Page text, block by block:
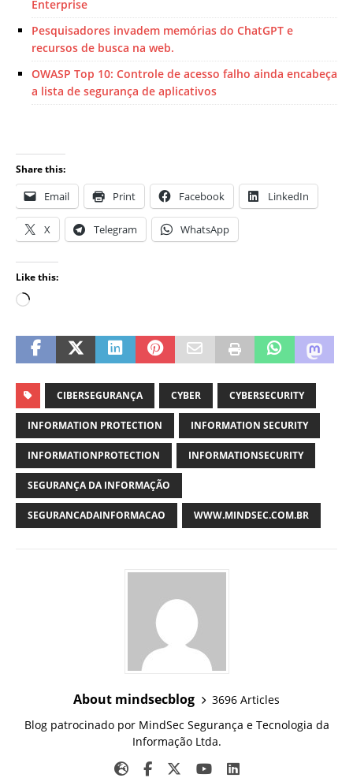
Enterprise
Pesquisadores invadem memórias do ChatGPT e
recursos de busca na web.
OWASP Top 10: Controle de acesso falho ainda encabeça
a lista de segurança de aplicativos
Share this:
Email Print Facebook LinkedIn
X Telegram WhatsApp
Like this:
CIBERSEGURANÇA CYBER CYBERSECURITY
INFORMATION PROTECTION INFORMATION SECURITY
INFORMATIONPROTECTION INFORMATIONSECURITY
SEGURANÇA DA INFORMAÇÃO
SEGURANCADAINFORMACAO WWW.MINDSEC.COM.BR
About mindsecblog
3696 Articles
Blog patrocinado por MindSec Segurança e Tecnologia da
Informação Ltda.